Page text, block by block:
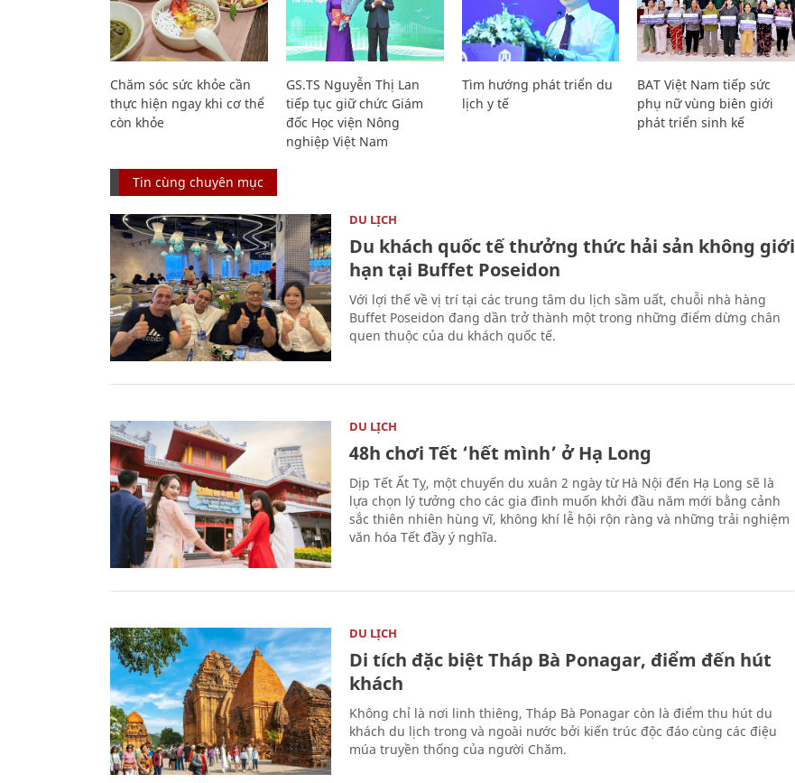
Chăm sóc sức khỏe cần
thực hiện ngay khi cơ thể
còn khỏe
GS.TS Nguyễn Thị Lan
tiếp tục giữ chức Giám
đốc Học viện Nông
nghiệp Việt Nam
Tìm hướng phát triển du
lịch y tế
BAT Việt Nam tiếp sức
phụ nữ vùng biên giới
phát triển sinh kế
Tin cùng chuyên mục
DU LỊCH
Du khách quốc tế thưởng thức hải sản không giới
hạn tại Buffet Poseidon
Với lợi thế về vị trí tại các trung tâm du lịch sầm uất, chuỗi nhà hàng
Buffet Poseidon đang dần trở thành một trong những điểm dừng chân
quen thuộc của du khách quốc tế.
DU LỊCH
48h chơi Tết ‘hết mình’ ở Hạ Long
Dịp Tết Ất Tỵ, một chuyến du xuân 2 ngày từ Hà Nội đến Hạ Long sẽ là
lựa chọn lý tưởng cho các gia đình muốn khởi đầu năm mới bằng cảnh
sắc thiên nhiên hùng vĩ, không khí lễ hội rộn ràng và những trải nghiệm
văn hóa Tết đầy ý nghĩa.
DU LỊCH
Di tích đặc biệt Tháp Bà Ponagar, điểm đến hút
khách
Không chỉ là nơi linh thiêng, Tháp Bà Ponagar còn là điểm thu hút du
khách du lịch trong và ngoài nước bởi kiến trúc độc đáo cùng các điệu
múa truyền thống của người Chăm.